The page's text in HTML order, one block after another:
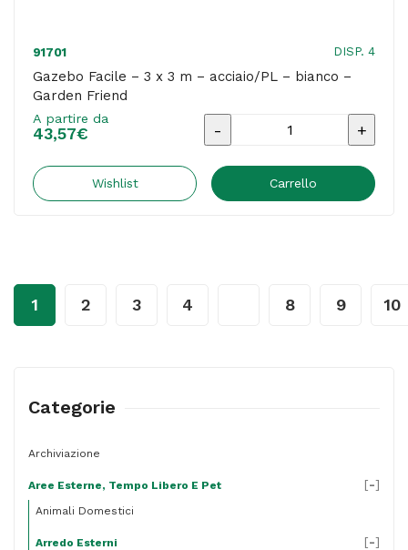
91701 DISP. 4
Gazebo Facile – 3 x 3 m – acciaio/PL – bianco –
Garden Friend
A partire da
43,57€
Gazebo
-
Friend
Wishlist Carrello
1 2 3 4 8 9 10
Categorie
Archiviazione
Aree Esterne, Tempo Libero E Pet
Animali Domestici
Arredo Esterni
[-]
[-]